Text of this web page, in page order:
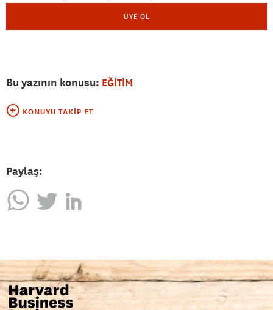
ÜYE OL
Bu yazının konusu: EĞİTİM
KONUYU TAKIP ET
Paylaş: